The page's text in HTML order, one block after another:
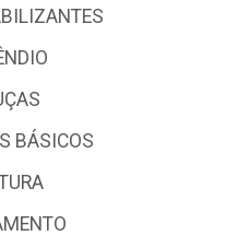
BÁSICOS